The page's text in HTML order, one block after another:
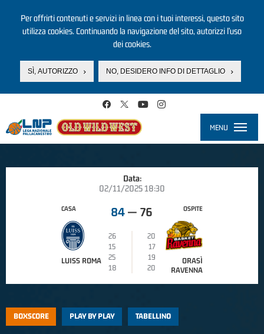
Per offrirti contenuti e servizi in linea con i tuoi interessi, questo sito
utilizza cookies. Continuando la navigazione del sito, autorizzi l’uso
dei cookies.
SÌ, AUTORIZZO NO, DESIDERO INFO DI DETTAGLIO
MENU
Data:
02/11/2025 18:30
CASA
LUISS ROMA
84 — 76
26
20
15
17
25
19
18
20
OSPITE
ORASÌ
RAVENNA
BOXSCORE PLAY BY PLAY TABELLINO